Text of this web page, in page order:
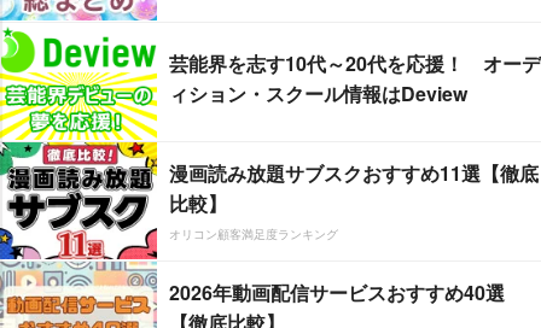
芸能界を志す10代～20代を応援！ オーデ
ィション・スクール情報はDeview
漫画読み放題サブスクおすすめ11選【徹底
比較】
オリコン顧客満足度ランキング
2026年動画配信サービスおすすめ40選
【徹底比較】